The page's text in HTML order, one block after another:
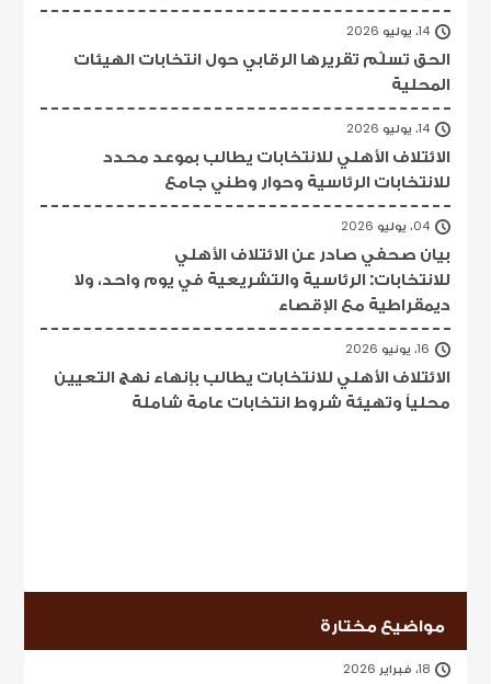
14، يوليو 2026
الحق تسلّم تقريرها الرقابي حول انتخابات الهيئات
المحلية
14، يوليو 2026
الائتلاف الأهلي للانتخابات يطالب بموعد محدد
للانتخابات الرئاسية وحوار وطني جامع
04، يوليو 2026
بيان صحفي صادر عن الائتلاف الأهلي
للانتخابات: الرئاسية والتشريعية في يوم واحد، ولا
ديمقراطية مع الإقصاء
16، يونيو 2026
الائتلاف الأهلي للانتخابات يطالب بإنهاء نهج التعيين
محلياً وتهيئة شروط انتخابات عامة شاملة
مواضيع مختارة
18، فبراير 2026